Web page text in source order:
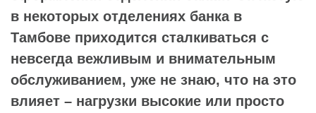
в некоторых отделениях банка в
Тамбове приходится сталкиваться с
невсегда вежливым и внимательным
обслуживанием, уже не знаю, что на это
влияет – нагрузки высокие или просто